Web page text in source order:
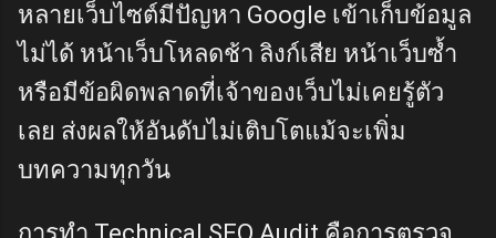
หลายเว็บไซต์มีปัญหา Google เข้าเก็บข้อมูล
ไม่ได้ หน้าเว็บโหลดช้า ลิงก์เสีย หน้าเว็บซ้ำ
หรือมีข้อผิดพลาดที่เจ้าของเว็บไม่เคยรู้ตัว
เลย ส่งผลให้อันดับไม่เติบโตแม้จะเพิ่ม
บทความทุกวัน